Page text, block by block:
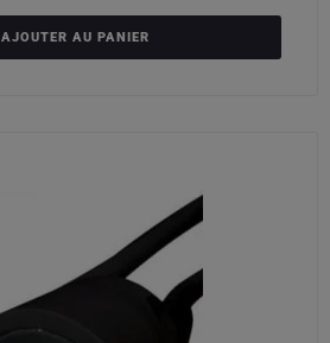
AJOUTER AU PANIER